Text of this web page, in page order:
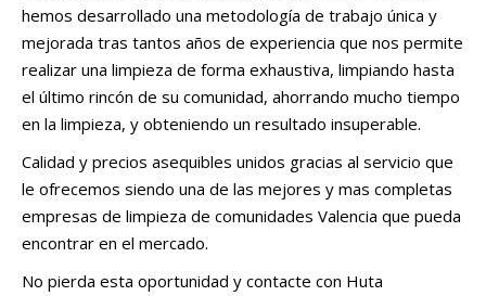
hemos desarrollado una metodología de trabajo única y
mejorada tras tantos años de experiencia que nos permite
realizar una limpieza de forma exhaustiva, limpiando hasta
el último rincón de su comunidad, ahorrando mucho tiempo
en la limpieza, y obteniendo un resultado insuperable.
Calidad y precios asequibles unidos gracias al servicio que
le ofrecemos siendo una de las mejores y mas completas
empresas de limpieza de comunidades Valencia que pueda
encontrar en el mercado.
No pierda esta oportunidad y contacte con Huta